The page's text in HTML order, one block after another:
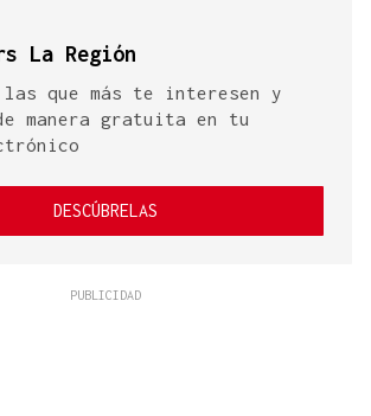
La Región
las que más te interesen y
manera gratuita en tu
DESCÚBRELAS